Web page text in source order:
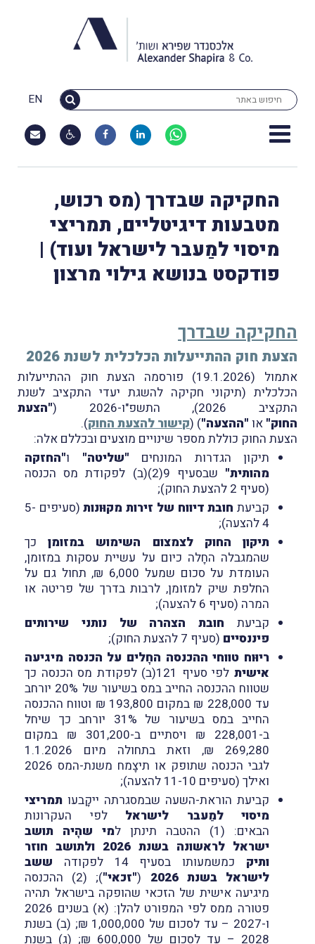
EN
החקיקה שבדרך (מס רכוש,
מטבעות דיגיטליים, תמריצי
מיסוי למַעבר לישראל ועוד) |
פודקסט בנושא גילוי מרצון
החקיקה שבדרך
הצעת חוק ההתייעלות הכלכלית לשנת 2026
אתמול (19.1.2026) פורסמה הצעת חוק ההתייעלות
הכלכלית (תיקוני חקיקה להשגת יעדי התקציב לשנת
התקציב 2026), התשפ"ו-2026 (
"הצעת
החוק" או "ההצעה") (קישור להצעת החוק).
הצעת החוק כוללת מספר שינויים מוצעים ובכללם אלה:
תיקון הגדרות המונחים "שליטה" ו"החזקה
מהותית"
שבסעיף 9(2)(ב) לפקודת מס הכנסה
(סעיף 2 להצעת החוק);
קביעת חובת דיווח של זירות מקוּונות
(סעיפים 5-
4 להצעה);
תיקון החוק לצמצום השימוש במזומןכך
שהמגבלה החָלה כיום על עשיית עסקות במזומן,
העומדת על סכום שמעל 6,000 ₪, תחול גם על
החלפת שיק למזומן, לרבות בדרך של פריטה או
המרה (סעיף 6 להצעה);
קביעת חובת הצהרה של נותני שירותים
פיננסיים (סעיף 7 להצעת החוק);
ריוּוח טווחי ההכנסה החָלים על הכנסה מיגיעה
אישית
לפי סעיף 121(ב) לפקודת מס הכנסה כך
שטווח ההכנסה החייב במס בשיעור של 20% יורחב
עד 228,000 ₪ במקום 193,800 ₪ וטווח ההכנסה
החייב במס בשיעור של 31% יורחב כך שיחל
ב-228,001 ₪ ויסתיים ב-301,200 ₪ במקום
269,280 ₪, וזאת בתחולה מיום 1.1.2026
לגבי הכנסה שתופק או תיצָמח משנת-המס 2026
ואילך (סעיפים 11-10 להצעה);
קביעת הוראת-השעה שבמסגרתה ייקָבעו תמריצי
מיסוי למַעבר לישראל לפי העקרונות
הבאים: (1) ההטבה תינתן ל
מי שהָיה תושב
ישראל לראשונה בשנת 2026 ולתושב חוזר
ותיק כמשמעותו בסעיף 14 לפקודה
ששב
לישראל בשנת 2026
("זכאי"
); (2) ההכנסה
מיגיעה אישית של הזכאי שהופקה בישראל תהיה
פטורה ממס לפי המפורט להלן: (א) בשנים 2026
ו-2027 – עד לסכום של 1,000,000 ₪; (ב) בשנת
2028 – עד לסכום של 600,000 ₪; (ג) בשנת